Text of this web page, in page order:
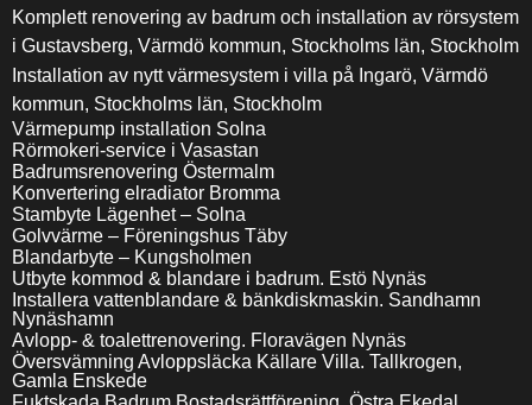
Komplett renovering av badrum och installation av rörsystem
i Gustavsberg, Värmdö kommun, Stockholms län, Stockholm
Installation av nytt värmesystem i villa på Ingarö, Värmdö
kommun, Stockholms län, Stockholm
Värmepump installation Solna
Rörmokeri-service i Vasastan
Badrumsrenovering Östermalm
Konvertering elradiator Bromma
Stambyte Lägenhet – Solna
Golvvärme – Föreningshus Täby
Blandarbyte – Kungsholmen
Utbyte kommod & blandare i badrum. Estö Nynäs
Installera vattenblandare & bänkdiskmaskin. Sandhamn
Nynäshamn
Avlopp- & toalettrenovering. Floravägen Nynäs
Översvämning Avloppsläcka Källare Villa. Tallkrogen,
Gamla Enskede